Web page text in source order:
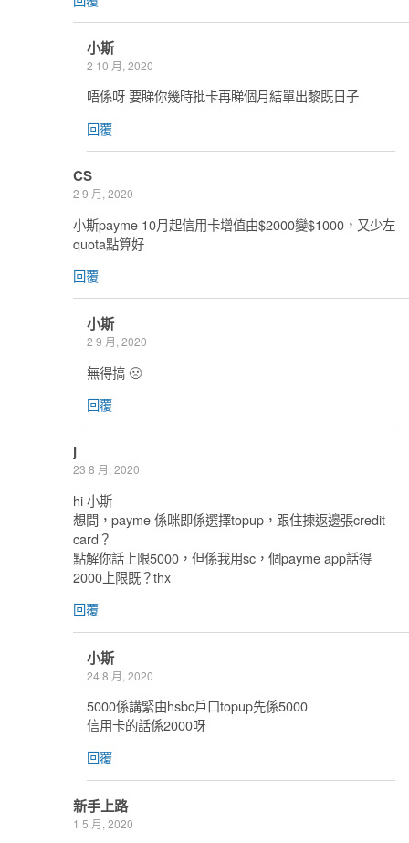
小斯
2 10 月, 2020
唔係呀 要睇你幾時批卡再睇個月結單出黎既日子
回覆
CS
2 9 月, 2020
小斯payme 10月起信用卡增值由$2000變$1000，又少左
quota點算好
回覆
小斯
2 9 月, 2020
無得搞 🙁
回覆
j
23 8 月, 2020
hi 小斯
想問，payme 係咪即係選擇topup，跟住揀返邊張credit
card？
點解你話上限5000，但係我用sc，個payme app話得
2000上限既？thx
回覆
小斯
24 8 月, 2020
5000係講緊由hsbc戶口topup先係5000
信用卡的話係2000呀
回覆
新手上路
1 5 月, 2020